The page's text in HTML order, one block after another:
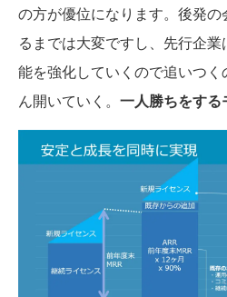
の方が優位になります。後発
るまでは大変ですし、先行企
能を強化していくので追いつ
ん開いていく。 一人勝ちをする